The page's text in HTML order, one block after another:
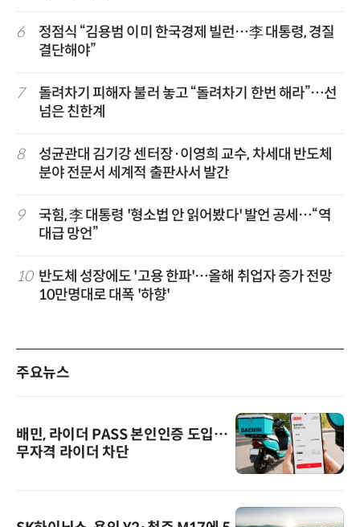
6
정점식 “김용범 이미 한국경제 빌런…李 대통령, 경질
결단해야”
7
돌려차기 피해자 불러 놓고 “돌려차기 한번 해라”…선
넘은 친한계
8
성균관대 김기강 센터장·이영희 교수, 차세대 반도체
분야 전문서 세계적 출판사서 발간
9
국힘, 李 대통령 '형소법 안 읽어봤다' 발언 공세…“역
대급 망언”
10 반도체 성장에도 '고용 한파'…올해 취업자 증가 전망
10만명대로 대폭 '하향'
주요뉴스
배민, 라이더 PASS 본인인증 도입…
무자격 라이더 차단